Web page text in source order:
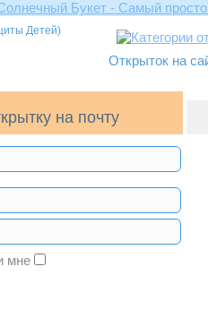
Детей)
Открыток на
на почту
мне